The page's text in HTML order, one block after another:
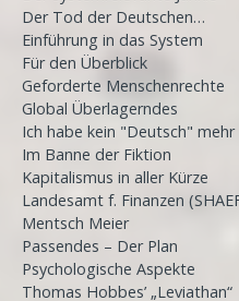
Der Tod der Deutschen…
Einführung in das System
Für den Überblick
Geforderte Menschenrechte
Global Überlagerndes
Ich habe kein "Deutsch" mehr
Im Banne der Fiktion
Kapitalismus in aller Kürze
Landesamt f. Finanzen
Mentsch Meier
Passendes – Der Plan
Psychologische Aspekte
Thomas Hobbes’ „Leviathan“